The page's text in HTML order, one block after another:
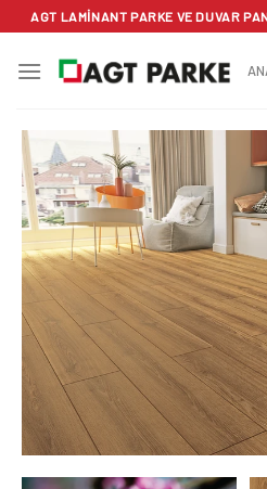
İçeriğe
atla
AGT LAMINANT PARKE VE DUVAR